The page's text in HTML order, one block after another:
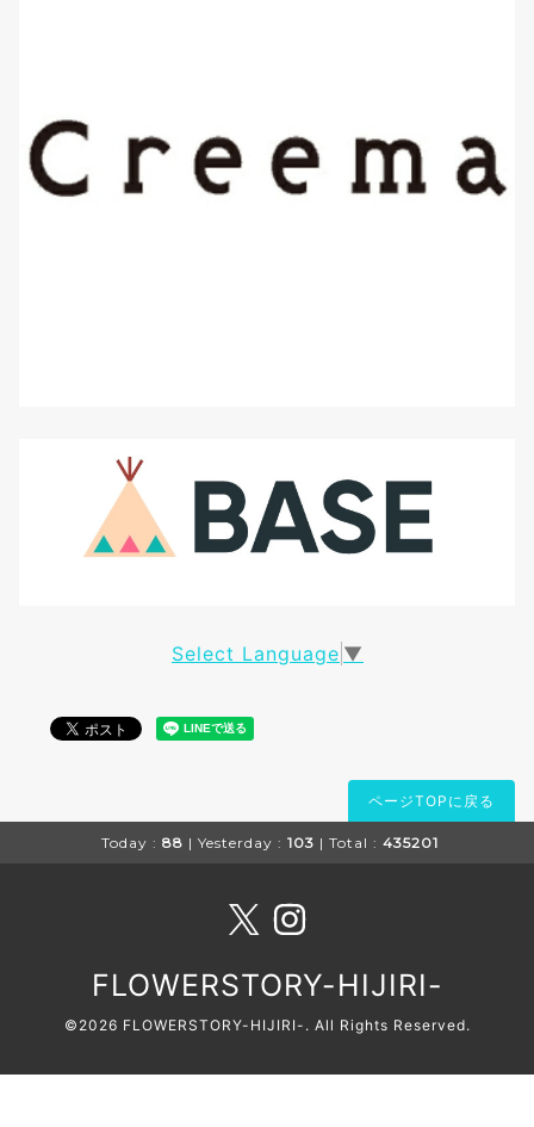
Select Language ▼
ページTOPに戻る
Today : 88 | Yesterday : 103 | Total : 435201
FLOWERSTORY-HIJIRI-
©2026 FLOWERSTORY-HIJIRI- . All Rights Reserved.